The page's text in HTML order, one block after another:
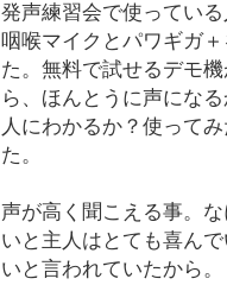
発声練習会で使ってい
咽喉マイクとパワギガ
た。無料で試せるデモ
ら、ほんとうに声にな
人にわかるか？使って
た。
声が高く聞こえる事。
いと主人はとても喜ん
いと言われていたから。